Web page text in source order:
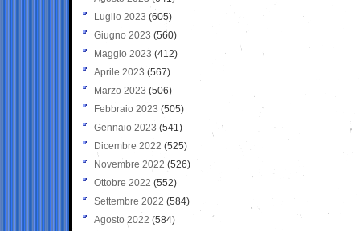
Luglio 2023 (605)
Giugno 2023 (560)
Maggio 2023 (412)
Aprile 2023 (567)
Marzo 2023 (506)
Febbraio 2023 (505)
Gennaio 2023 (541)
Dicembre 2022 (525)
Novembre 2022 (526)
Ottobre 2022 (552)
Settembre 2022 (584)
Agosto 2022 (584)